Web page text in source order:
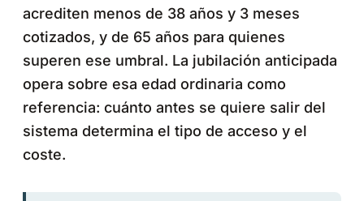
acrediten menos de 38 años y 3 meses
cotizados, y de 65 años para quienes
superen ese umbral. La jubilación anticipada
opera sobre esa edad ordinaria como
referencia: cuánto antes se quiere salir del
sistema determina el tipo de acceso y el
coste.